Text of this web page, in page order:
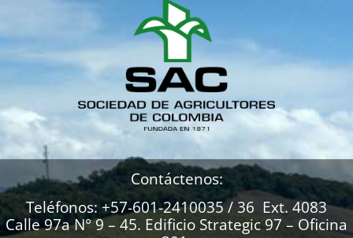
Contáctenos:
Teléfonos: +57-601-2410035 / 36 Ext. 4083
Calle 97a N° 9 – 45. Edificio Strategic 97 – Oficina